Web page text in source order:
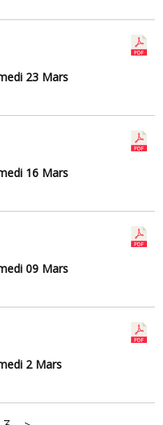
23 Mars
16 Mars
09 Mars
2 Mars